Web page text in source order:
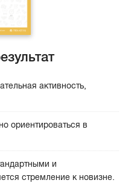
активность,
ориентироваться в
и
стремление к новизне.